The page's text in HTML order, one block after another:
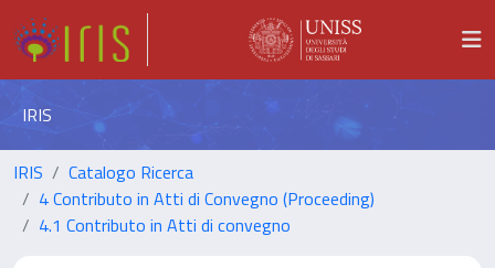
IRIS
IRIS
Catalogo Ricerca
4 Contributo in Atti di Convegno (Proceeding)
4.1 Contributo in Atti di convegno